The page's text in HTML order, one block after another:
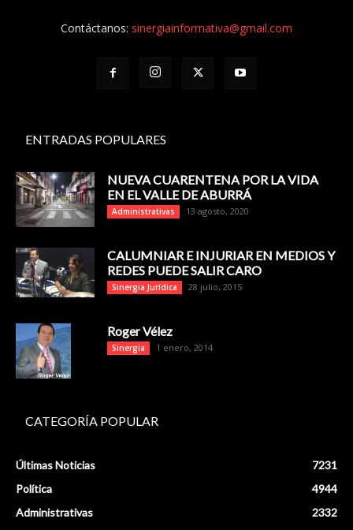
Contáctanos: sinergiainformativa@gmail.com
ENTRADAS POPULARES
NUEVA CUARENTENA POR LA VIDA
EN EL VALLE DE ABURRÁ
Administrativas 13 agosto, 2020
CALUMNIAR E INJURIAR EN MEDIOS Y
REDES PUEDE SALIR CARO
Sinergia Jurídica 28 julio, 2015
Roger Vélez
Sinergia 1 enero, 2014
CATEGORÍA POPULAR
Últimas Noticias
7231
Política
4944
Administrativas
2332